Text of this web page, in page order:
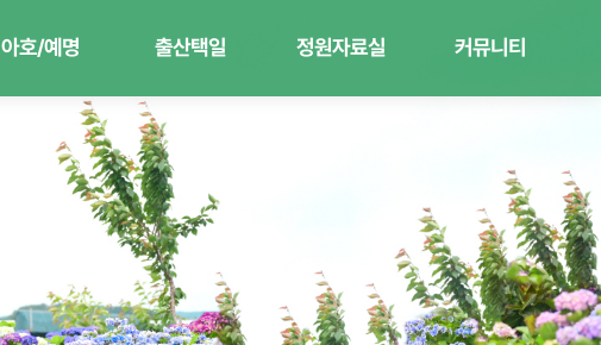
아호/예명 출산택일 정원자료실 커뮤니티